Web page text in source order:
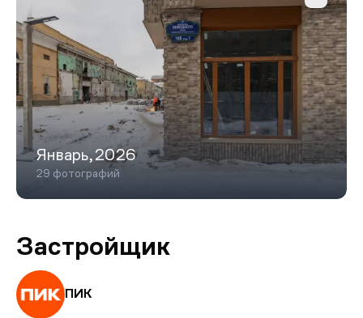
Мариинского театра. Рядом работают школы, детские
сады, торговые центры и гипермаркеты.
Январь,2026
29 фотографий
Застройщик
ПИК